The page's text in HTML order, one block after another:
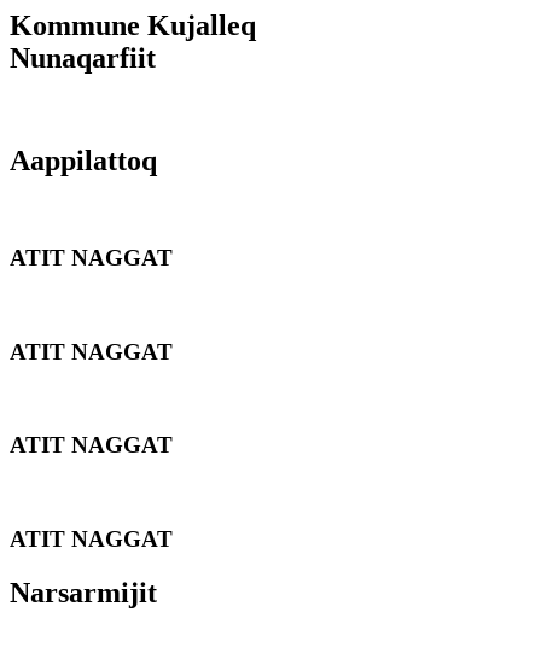
Kommune Kujalleq
Nunaqarfiit
Aappilattoq
ATIT NAGGAT
ATIT NAGGAT
ATIT NAGGAT
ATIT NAGGAT
Narsarmijit